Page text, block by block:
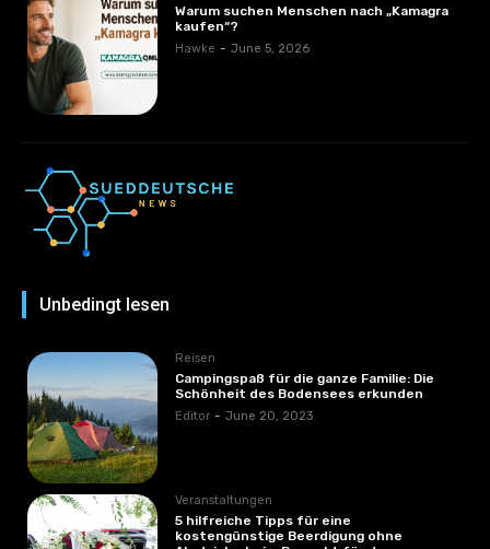
Warum suchen Menschen nach „Kamagra
kaufen“?
Hawke - June 5, 2026
Unbedingt lesen
Reisen
Campingspaß für die ganze Familie: Die
Schönheit des Bodensees erkunden
Editor - June 20, 2023
Veranstaltungen
5 hilfreiche Tipps für eine
kostengünstige Beerdigung ohne